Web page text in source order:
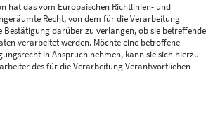
hat das vom Europäischen Richtlinien- und
Recht, von dem für die Verarbeitung
Bestätigung darüber zu verlangen, ob sie betreffende
verarbeitet werden. Möchte eine betroffene
in Anspruch nehmen, kann sie sich hierzu
des für die Verarbeitung Verantwortlichen